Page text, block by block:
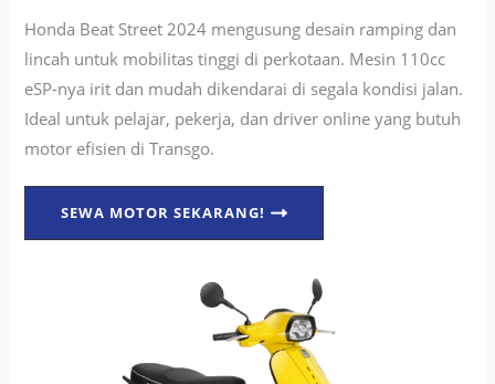
Honda Beat Street 2024 mengusung desain ramping dan
lincah untuk mobilitas tinggi di perkotaan. Mesin 110cc
eSP-nya irit dan mudah dikendarai di segala kondisi jalan.
Ideal untuk pelajar, pekerja, dan driver online yang butuh
motor efisien di Transgo.
SEWA MOTOR SEKARANG!